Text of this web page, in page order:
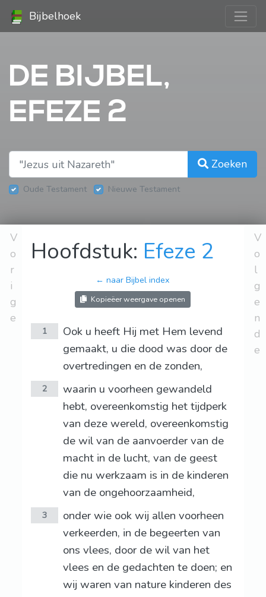
Bijbelhoek
DE BIJBEL,
EFEZE 2
Zoeken
Oude Testament Nieuwe Testament
V
o
r
i
g
e
Hoofdstuk: Efeze 2
← naar Bijbel index
Kopieëer weergave openen
1
Ook u heeft Hij met Hem levend
gemaakt, u die dood was door de
overtredingen en de zonden,
2
waarin u voorheen gewandeld
hebt, overeenkomstig het tijdperk
van deze wereld, overeenkomstig
de wil van de aanvoerder van de
macht in de lucht, van de geest
die nu werkzaam is in de kinderen
van de ongehoorzaamheid,
3
onder wie ook wij allen voorheen
verkeerden, in de begeerten van
ons vlees, door de wil van het
vlees en de gedachten te doen; en
wij waren van nature kinderen des
V
o
l
g
e
n
d
e